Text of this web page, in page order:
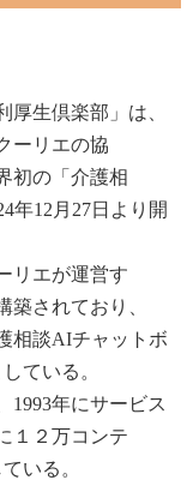
厚生倶楽部 」 は
ーリエの協
初の 「 介護相
年12 月 27日 より 開
リエが運営す
築されており
相談AIチャットボ
ている 。
1993年にサービス
１２ 万コンテ
ている 。